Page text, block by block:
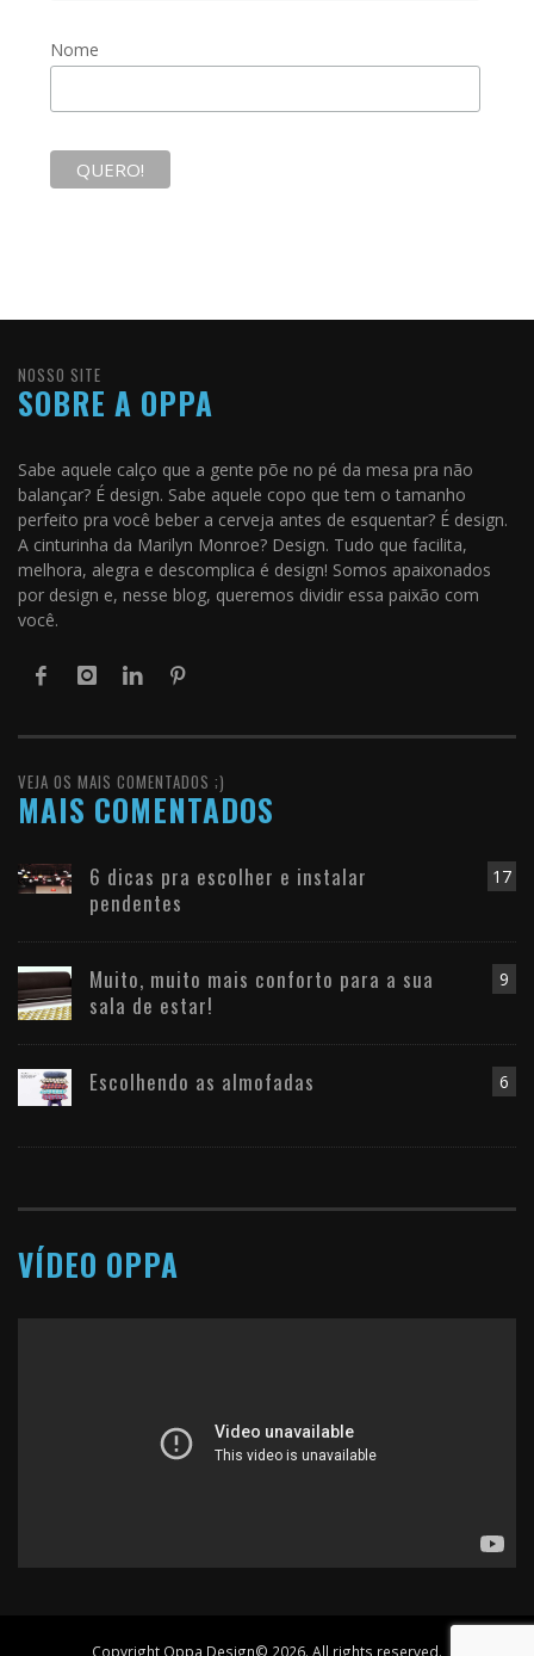
Nome
NOSSO SITE
SOBRE A OPPA
Sabe aquele calço que a gente põe no pé da mesa pra não
balançar? É design. Sabe aquele copo que tem o tamanho
perfeito pra você beber a cerveja antes de esquentar? É design.
A cinturinha da Marilyn Monroe? Design. Tudo que facilita,
melhora, alegra e descomplica é design! Somos apaixonados
por design e, nesse blog, queremos dividir essa paixão com
você.
VEJA OS MAIS COMENTADOS ;)
MAIS COMENTADOS
17
6 dicas pra escolher e instalar
pendentes
9
Muito, muito mais conforto para a sua
sala de estar!
6
Escolhendo as almofadas
VÍDEO OPPA
Copyright Oppa Design© 2026. All rights reserved.